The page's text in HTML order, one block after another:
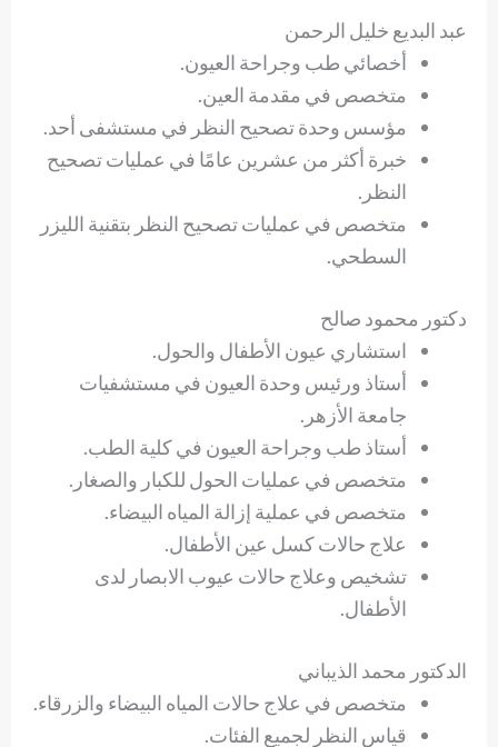
عبد البديع خليل الرحمن
أخصائي طب وجراحة العيون.
متخصص في مقدمة العين.
مؤسس وحدة تصحيح النظر في مستشفى أحد.
خبرة أكثر من عشرين عامًا في عمليات تصحيح
النظر.
متخصص في عمليات تصحيح النظر بتقنية الليزر
السطحي.
دكتور محمود صالح
استشاري عيون الأطفال والحول.
أستاذ ورئيس وحدة العيون في مستشفيات
جامعة الأزهر.
أستاذ طب وجراحة العيون في كلية الطب.
متخصص في عمليات الحول للكبار والصغار.
متخصص في عملية إزالة المياه البيضاء.
علاج حالات كسل عين الأطفال.
تشخيص وعلاج حالات عيوب الابصار لدى
الأطفال.
الدكتور محمد الذيباني
متخصص في علاج حالات المياه البيضاء والزرقاء.
قياس النظر لجميع الفئات.